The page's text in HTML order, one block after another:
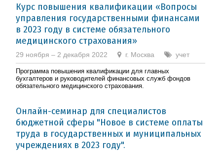
Курс повышения квалификации «Вопросы
управления государственными финансами
в 2023 году в системе обязательного
медицинского страхования»
29 ноября – 2 декабря 2022 г. Москва учет
Программа повышения квалификации для главных
бухгалтеров и руководителей финансовых служб фондов
обязательного медицинского страхования.
Онлайн-семинар для специалистов
бюджетной сферы "Новое в системе оплаты
труда в государственных и муниципальных
учреждениях в 2023 году".